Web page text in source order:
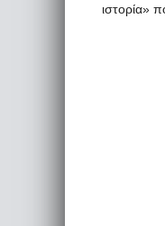
ιστορία»